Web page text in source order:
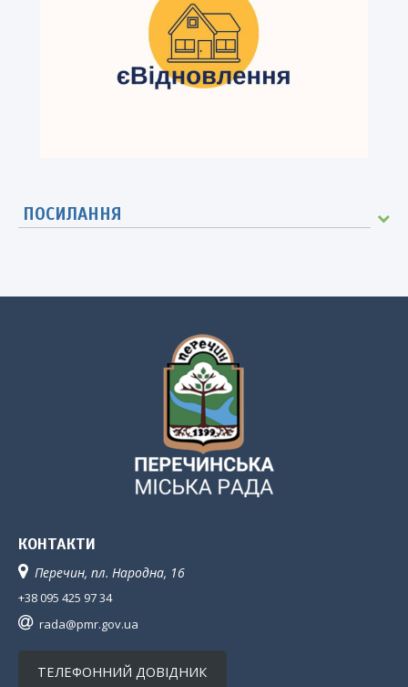
ПОСИЛАННЯ
КОНТАКТИ
Перечин, пл. Народна, 16
+38 095 425 97 34
rada@pmr.gov.ua
ТЕЛЕФОННИЙ ДОВІДНИК